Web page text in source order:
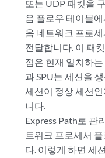
또는 UDP 패킷을
음 플로우 테이블
음 네트워크 프로
전달합니다. 이 패
점은 현재 일치하
과 SPU는 세션을
세션이 정상 세션
니다.
Express Path로 관
트워크 프로세서
다. 이렇게 하면 세